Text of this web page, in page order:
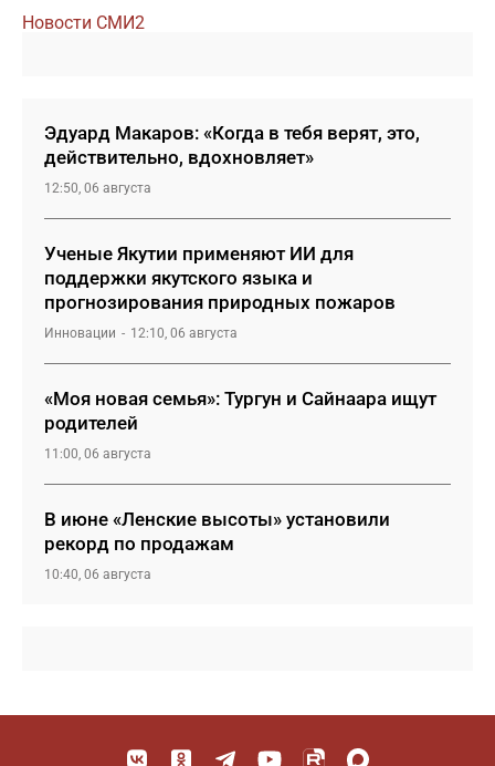
Новости СМИ2
Эдуард Макаров: «Когда в тебя верят, это,
действительно, вдохновляет»
12:50, 06 августа
Ученые Якутии применяют ИИ для
поддержки якутского языка и
прогнозирования природных пожаров
Инновации 12:10, 06 августа
«Моя новая семья»: Тургун и Сайнаара ищут
родителей
11:00, 06 августа
В июне «Ленские высоты» установили
рекорд по продажам
10:40, 06 августа